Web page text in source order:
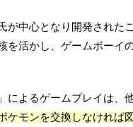
が中心となり開発された
を活かし、ゲームボーイ
によるゲームプレイは、
ケモンを交換しなけれ